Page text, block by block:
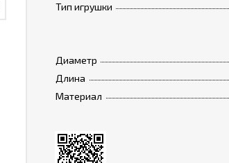
Тип игрушки
Диаметр
Длина
Материал